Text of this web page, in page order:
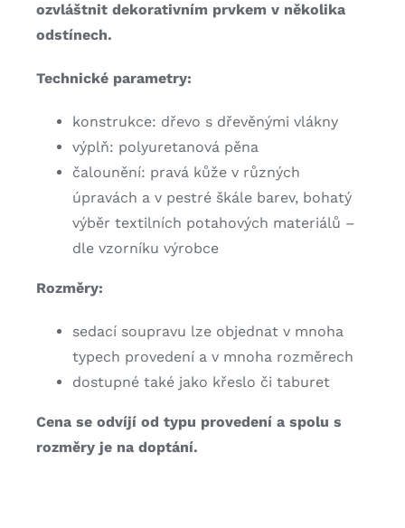
ozvláštnit dekorativním prvkem v několika
odstínech.
Technické parametry:
konstrukce: dřevo s dřevěnými vlákny
výplň: polyuretanová pěna
čalounění: pravá kůže v různých
úpravách a v pestré škále barev, bohatý
výběr textilních potahových materiálů –
dle vzorníku výrobce
Rozměry:
sedací soupravu lze objednat v mnoha
typech provedení a v mnoha rozměrech
dostupné také jako křeslo či taburet
Cena se odvíjí od typu provedení a spolu s
rozměry je na doptání.